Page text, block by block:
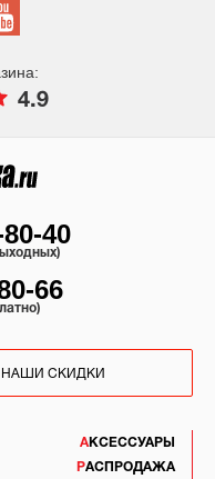
4.9
АКСЕССУАРЫ
РАСПРОДАЖА
40
66
НАШИ СКИДКИ